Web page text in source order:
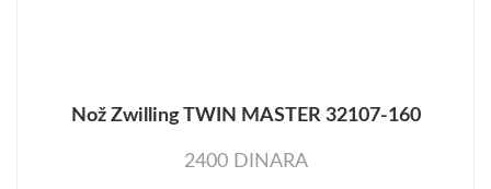
Nož Zwilling TWIN MASTER 32107-160
2400 DINARA